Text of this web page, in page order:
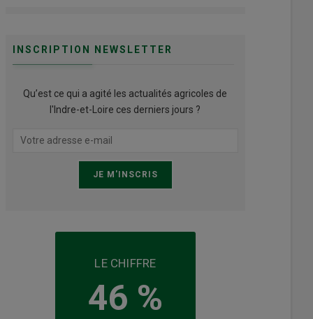
INSCRIPTION NEWSLETTER
Qu’est ce qui a agité les actualités agricoles de
l'Indre-et-Loire ces derniers jours ?
LE CHIFFRE
46 %